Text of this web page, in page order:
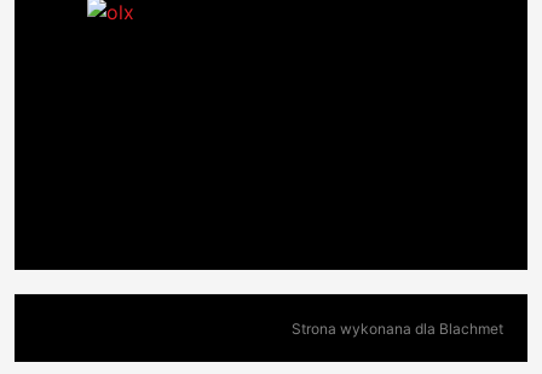
Strona wykonana dla Blachmet